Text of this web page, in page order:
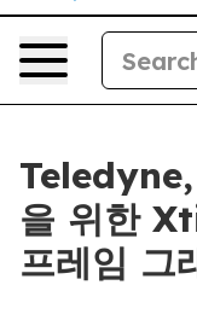
을 위한
프레임 그